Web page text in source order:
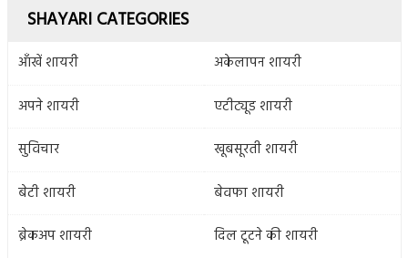
SHAYARI CATEGORIES
आँखें शायरी
अकेलापन शायरी
अपने शायरी
एटीट्यूड शायरी
सुविचार
खूबसूरती शायरी
बेटी शायरी
बेवफा शायरी
ब्रेकअप शायरी
दिल टूटने की शायरी